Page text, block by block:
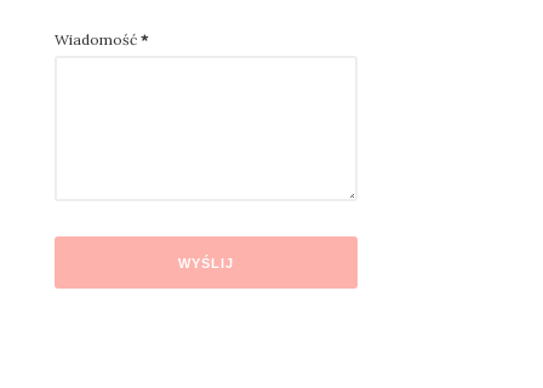
Wiadomość *